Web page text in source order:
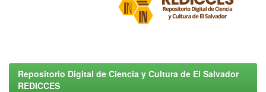
Repositorio Digital de Ciencia y Cultura de El Salvador
REDICCES